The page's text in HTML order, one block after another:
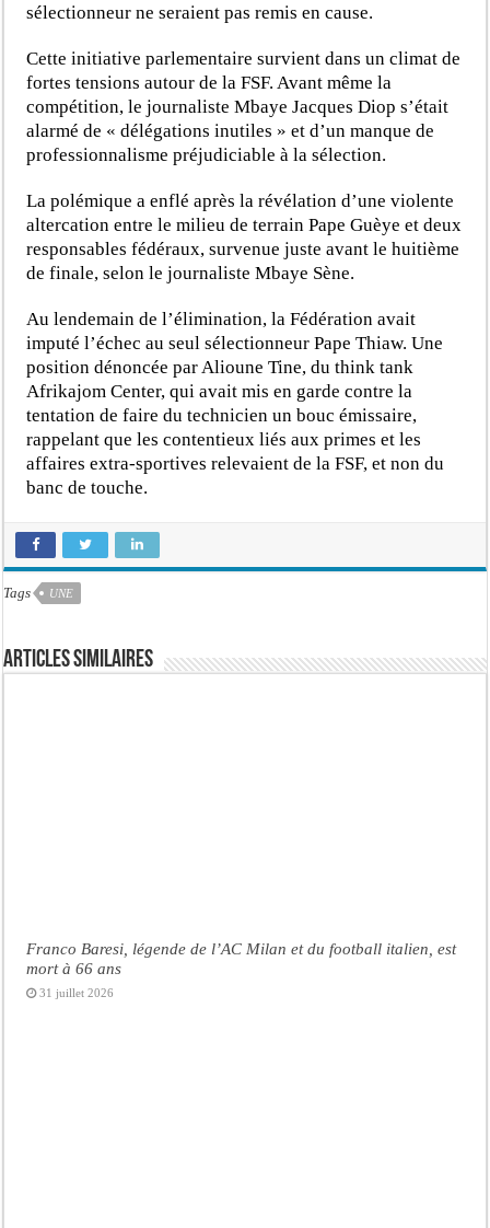
sélectionneur ne seraient pas remis en cause.
Cette initiative parlementaire survient dans un climat de
fortes tensions autour de la FSF. Avant même la
compétition, le journaliste Mbaye Jacques Diop s’était
alarmé de « délégations inutiles » et d’un manque de
professionnalisme préjudiciable à la sélection.
La polémique a enflé après la révélation d’une violente
altercation entre le milieu de terrain Pape Guèye et deux
responsables fédéraux, survenue juste avant le huitième
de finale, selon le journaliste Mbaye Sène.
Au lendemain de l’élimination, la Fédération avait
imputé l’échec au seul sélectionneur Pape Thiaw. Une
position dénoncée par Alioune Tine, du think tank
Afrikajom Center, qui avait mis en garde contre la
tentation de faire du technicien un bouc émissaire,
rappelant que les contentieux liés aux primes et les
affaires extra-sportives relevaient de la FSF, et non du
banc de touche.
Tags UNE
Articles similaires
Franco Baresi, légende de l’AC Milan et du football italien, est
mort à 66 ans
31 juillet 2026